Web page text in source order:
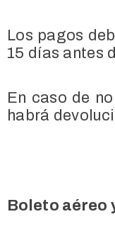
Los pagos
15 días antes
En caso de
habrá
Boleto aéreo